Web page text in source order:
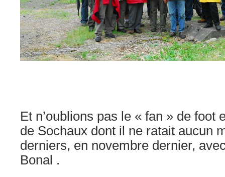
Et n’oublions pas le « fan » de foot
de Sochaux dont il ne ratait aucun
derniers, en novembre dernier,
Bonal .